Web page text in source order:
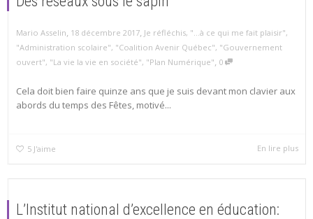
Mario Asselin 18 décembre 2017 Je réfléchis, "...à ce qui me fait plaisir",
"Administration scolaire", "Coalition Avenir Québec", "Gouvernement
ouvert", "La vie la vie en société", "Plan Numérique" 0
Cela doit bien faire quinze ans que je suis devant mon clavier aux
abords du temps des Fêtes, motivé...
5 J'aime En lire plus
L’Institut national d’excellence en éducation: